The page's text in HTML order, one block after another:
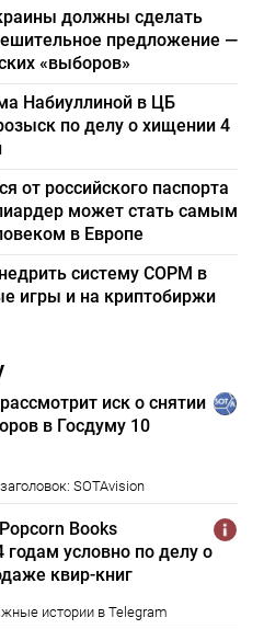
должны сделать
предложение —
«выборов»
Набиуллиной в ЦБ
по делу о хищении 4
от российского паспорта
может стать самым
в Европе
систему СОРМ в
игры и на криптобиржи